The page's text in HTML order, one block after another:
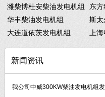
潍柴博杜安柴油发电机组
东
华丰柴油发电机组
斯太
大连道依茨发电机组
上
新闻资讯
我公司中威300KW柴油发电机组